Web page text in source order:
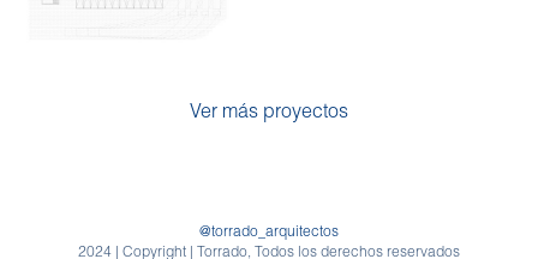
Ver más proyectos
@torrado_arquitectos
2024 | Copyright | Torrado, Todos los derechos reservados